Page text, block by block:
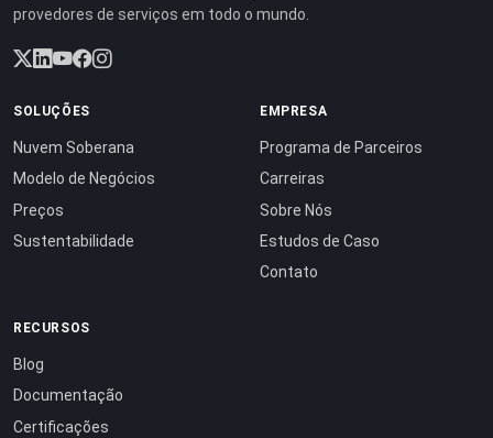
provedores de serviços em todo o mundo.
SOLUÇÕES
Nuvem Soberana
Modelo de Negócios
Preços
Sustentabilidade
EMPRESA
Programa de Parceiros
Carreiras
Sobre Nós
Estudos de Caso
Contato
RECURSOS
Blog
Documentação
Certificações